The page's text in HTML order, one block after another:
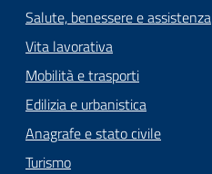
Salute, benessere e assistenza
Vita lavorativa
Mobilità e trasporti
Edilizia e urbanistica
Anagrafe e stato civile
Turismo